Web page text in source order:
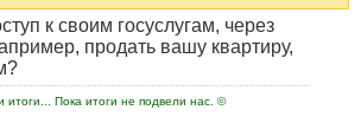
к своим госуслугам, через
продать вашу квартиру,
итоги... Пока итоги не подвели нас. ©